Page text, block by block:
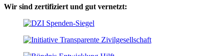
Wir sind zertifiziert und gut vernetzt: